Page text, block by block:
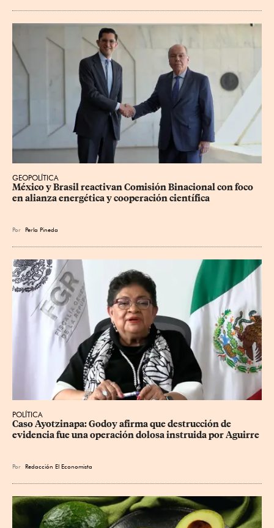
GEOPOLÍTICA
México y Brasil reactivan Comisión Binacional con foco
en alianza energética y cooperación científica
Por Perla Pineda
POLÍTICA
Caso Ayotzinapa: Godoy afirma que destrucción de
evidencia fue una operación dolosa instruida por Aguirre
Por Redacción El Economista